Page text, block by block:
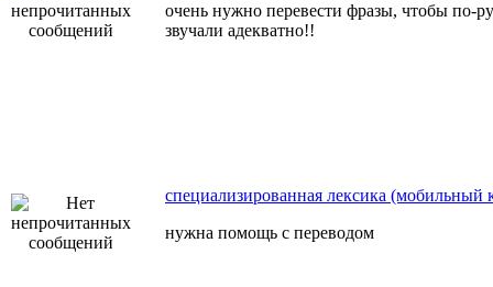
очень нужно перевести фразы, чтобы по-
звучали адекватно!!
специализированная лексика (мобильный
нужна помощь с переводом